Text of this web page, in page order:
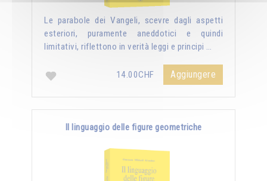
Le parabole dei Vangeli, scevre dagli aspetti
esteriori, puramente aneddotici e quindi
limitativi, riflettono in verità leggi e principi …
14.00CHF Aggiungere
Il linguaggio delle figure geometriche